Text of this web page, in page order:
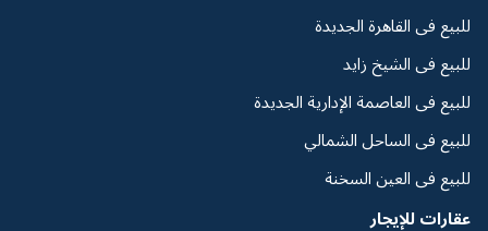
للبيع فى القاهرة الجديدة
للبيع فى الشيخ زايد
للبيع فى العاصمة الإدارية الجديدة
للبيع فى الساحل الشمالي
للبيع فى العين السخنة
عقارات للإيجار